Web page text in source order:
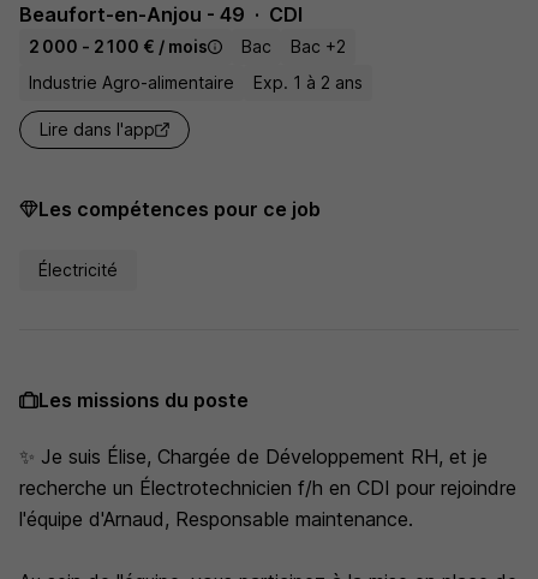
Beaufort-en-Anjou - 49 CDI
2 000 - 2 100 € / mois Bac
Bac +2
Industrie Agro-alimentaire
Exp. 1 à 2 ans
Lire dans l'app
Les compétences pour ce job
Électricité
Les missions du poste
✨ Je suis Élise, Chargée de Développement RH, et je
recherche un Électrotechnicien f/h en CDI pour rejoindre
l'équipe d'Arnaud, Responsable maintenance.